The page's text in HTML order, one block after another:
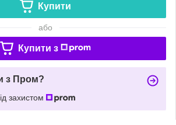
Купити
або
Купити з
з Пром?
захистом